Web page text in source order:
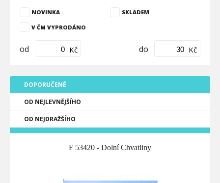
NOVINKA SKLADEM
V ČM VYPRODÁNO
od Kč do Kč
DOPORUČENÉ
OD NEJLEVNĚJŠÍHO
OD NEJDRAŽŠÍHO
F 53420 - Dolní Chvatliny